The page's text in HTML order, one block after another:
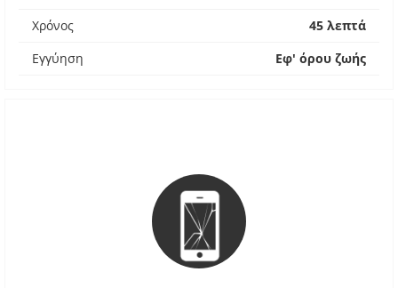
Χρόνος
45 λεπτά
Εγγύηση
Εφ' όρου ζωής